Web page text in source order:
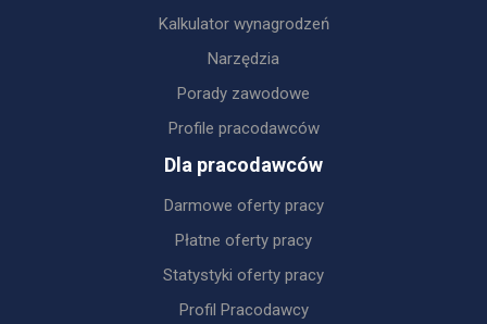
Kalkulator wynagrodzeń
Narzędzia
Porady zawodowe
Profile pracodawców
Dla pracodawców
Darmowe oferty pracy
Płatne oferty pracy
Statystyki oferty pracy
Profil Pracodawcy